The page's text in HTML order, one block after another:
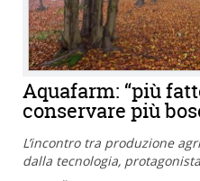
Aquafarm: “più
conservare più
L’incontro tra produzione
dalla tecnologia,